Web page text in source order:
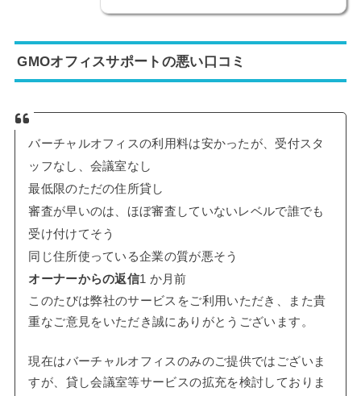
GMOオフィスサポートの悪い口コミ
バーチャルオフィスの利用料は安かったが、受付スタ
ッフなし、会議室なし
最低限のただの住所貸し
審査が早いのは、ほぼ審査していないレベルで誰でも
受け付けてそう
同じ住所使っている企業の質が悪そう
オーナーからの返信1 か月前
このたびは弊社のサービスをご利用いただき、また貴
重なご意見をいただき誠にありがとうございます。
現在はバーチャルオフィスのみのご提供ではございま
すが、貸し会議室等サービスの拡充を検討しておりま